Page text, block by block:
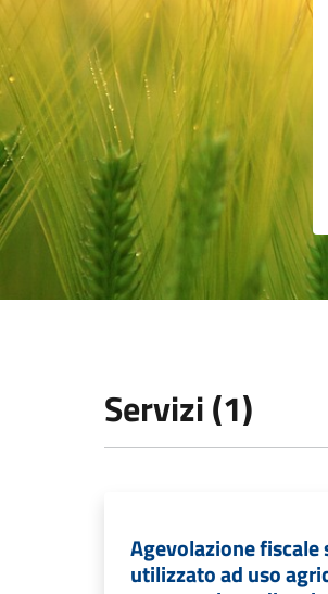
Servizi (1)
Agevolazione
utilizzato ad uso